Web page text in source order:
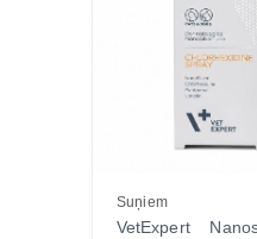
Suņiem
VetExpert